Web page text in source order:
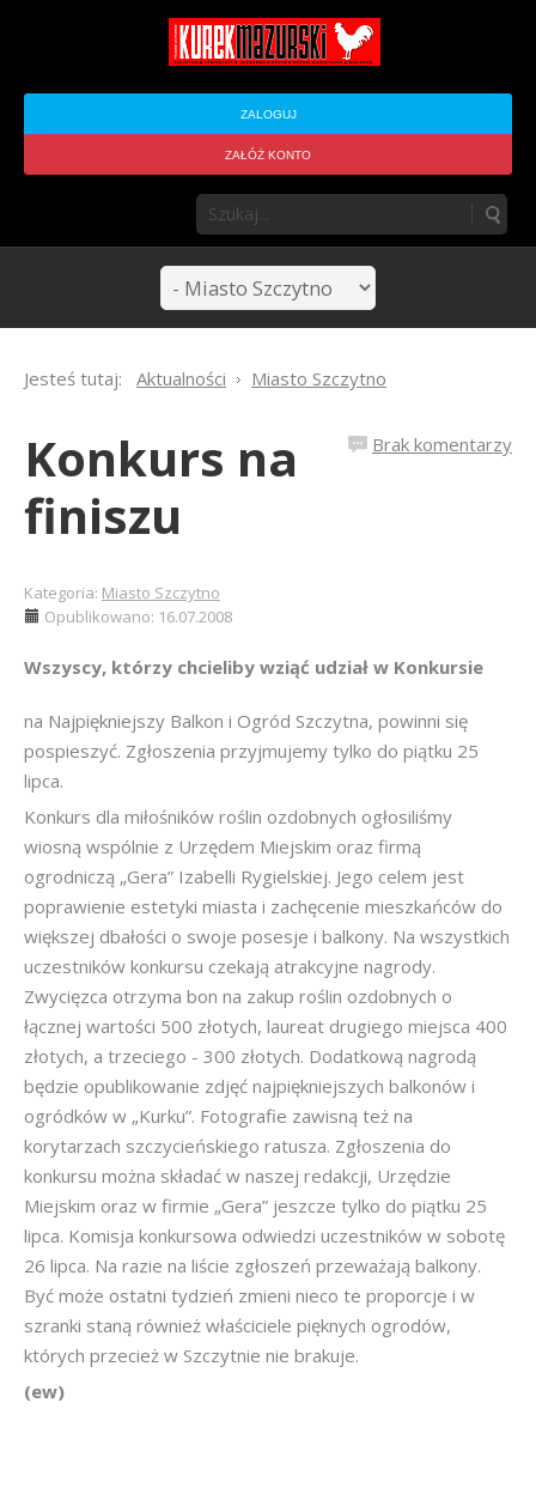
ZALOGUJ
ZAŁÓŻ KONTO
Jesteś tutaj: Aktualności Miasto Szczytno
Brak komentarzy
Konkurs na
finiszu
Kategoria: Miasto Szczytno
Opublikowano: 16.07.2008
Wszyscy, którzy chcieliby wziąć udział w Konkursie
na Najpiękniejszy Balkon i Ogród Szczytna, powinni się
pospieszyć. Zgłoszenia przyjmujemy tylko do piątku 25
lipca.
Konkurs dla miłośników roślin ozdobnych ogłosiliśmy
wiosną wspólnie z Urzędem Miejskim oraz firmą
ogrodniczą „Gera” Izabelli Rygielskiej. Jego celem jest
poprawienie estetyki miasta i zachęcenie mieszkańców do
większej dbałości o swoje posesje i balkony. Na wszystkich
uczestników konkursu czekają atrakcyjne nagrody.
Zwycięzca otrzyma bon na zakup roślin ozdobnych o
łącznej wartości 500 złotych, laureat drugiego miejsca 400
złotych, a trzeciego - 300 złotych. Dodatkową nagrodą
będzie opublikowanie zdjęć najpiękniejszych balkonów i
ogródków w „Kurku”. Fotografie zawisną też na
korytarzach szczycieńskiego ratusza. Zgłoszenia do
konkursu można składać w naszej redakcji, Urzędzie
Miejskim oraz w firmie „Gera” jeszcze tylko do piątku 25
lipca. Komisja konkursowa odwiedzi uczestników w sobotę
26 lipca. Na razie na liście zgłoszeń przeważają balkony.
Być może ostatni tydzień zmieni nieco te proporcje i w
szranki staną również właściciele pięknych ogrodów,
których przecież w Szczytnie nie brakuje.
(ew)